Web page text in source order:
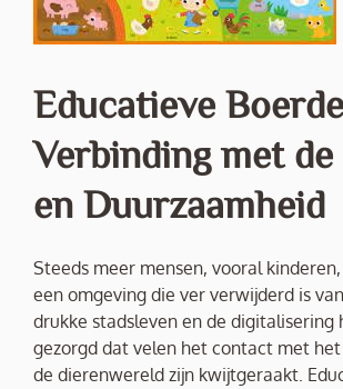
Educatieve
Verbinding met
en Duurzaamheid
Steeds meer mensen, vooral
een omgeving die ver verwijderd is
drukke stadsleven en de digitalisering
gezorgd dat velen het contact met
de dierenwereld zijn kwijtgeraakt.